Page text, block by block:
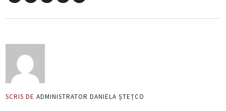
SCRIS DE ADMINISTRATOR DANIELA ȘTEȚCO